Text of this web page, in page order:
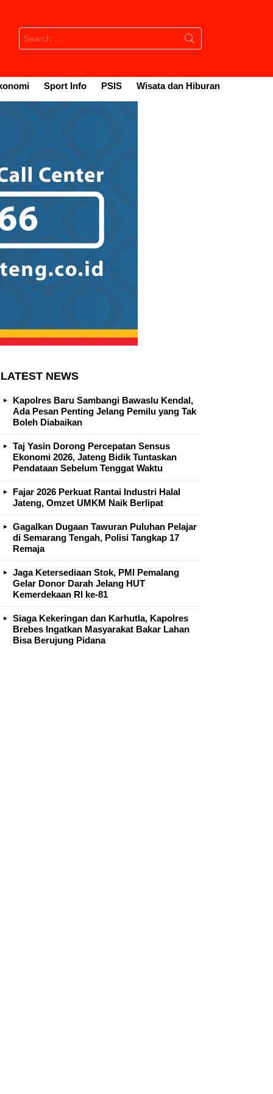
Search
for:
Sport Info PSIS Wisata dan Hiburan
LATEST NEWS
Kapolres Baru Sambangi Bawaslu Kendal,
Ada Pesan Penting Jelang Pemilu yang Tak
Boleh Diabaikan
Taj Yasin Dorong Percepatan Sensus
Ekonomi 2026, Jateng Bidik Tuntaskan
Pendataan Sebelum Tenggat Waktu
Fajar 2026 Perkuat Rantai Industri Halal
Jateng, Omzet UMKM Naik Berlipat
Gagalkan Dugaan Tawuran Puluhan Pelajar
di Semarang Tengah, Polisi Tangkap 17
Remaja
Jaga Ketersediaan Stok, PMI Pemalang
Gelar Donor Darah Jelang HUT
Kemerdekaan RI ke-81
Siaga Kekeringan dan Karhutla, Kapolres
Brebes Ingatkan Masyarakat Bakar Lahan
Bisa Berujung Pidana